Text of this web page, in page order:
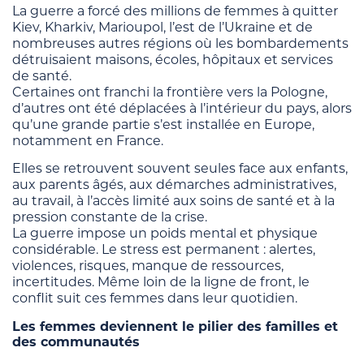
La guerre a forcé des millions de femmes à quitter
Kiev, Kharkiv, Marioupol, l’est de l’Ukraine et de
nombreuses autres régions où les bombardements
détruisaient maisons, écoles, hôpitaux et services
de santé.
Certaines ont franchi la frontière vers la Pologne,
d’autres ont été déplacées à l’intérieur du pays, alors
qu’une grande partie s’est installée en Europe,
notamment en France.
Elles se retrouvent souvent seules face aux enfants,
aux parents âgés, aux démarches administratives,
au travail, à l’accès limité aux soins de santé et à la
pression constante de la crise.
La guerre impose un poids mental et physique
considérable. Le stress est permanent : alertes,
violences, risques, manque de ressources,
incertitudes. Même loin de la ligne de front, le
conflit suit ces femmes dans leur quotidien.
Les femmes deviennent le pilier des familles et
des communautés